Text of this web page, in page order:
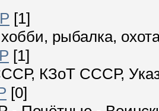
[1]
рыбалка,
[1]
КЗоТ СССР,
[0]